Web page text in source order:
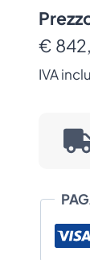
€
IVA